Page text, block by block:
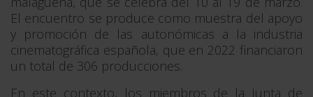
El encuentro se produce como muestra del apoyo
y promoción de las autonómicas a la industria
cinematográfica española, que en 2022 financiaron
un total de 306 producciones.
En este contexto, los miembros de la Junta de